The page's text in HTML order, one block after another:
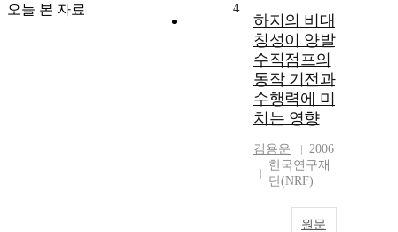
오늘 본 자료 4
하지의 비대
칭성이 양발
수직점프의
동작 기전과
수행력에 미
치는 영향
김용운
2006
한국연구재
단(NRF)
원문